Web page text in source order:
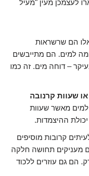
לעצמכן מעין "מעיל
הם שרשראות
למים. הם מתייבשים
– דוחה מים. זה כמו
שעוות קרנובה
למים מאשר שעוות
ההיצמדות.
קרובות מוסיפים
מעניקים תחושה חלקה
הם גם עוזרים ללכוד